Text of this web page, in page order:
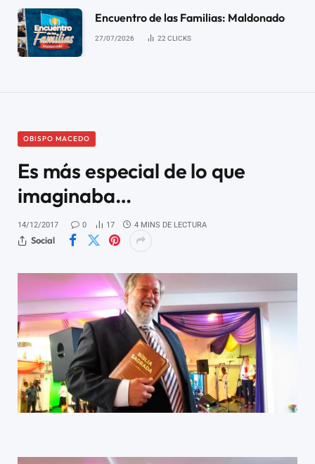
Encuentro de las Familias: Maldonado
27/07/2026 22 CLICKS
OBISPO MACEDO
Es más especial de lo que
imaginaba…
14/12/2017 0 17 4 MINS DE LECTURA
Social